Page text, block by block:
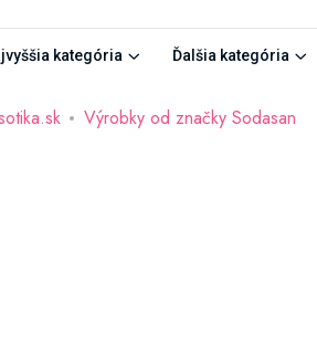
kategória Ďalšia kategória
Výrobky od značky Sodasan